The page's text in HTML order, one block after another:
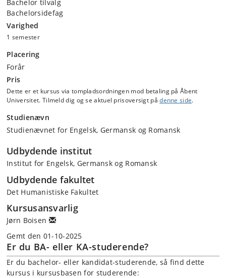
Bachelor tilvalg
Bachelorsidefag
Varighed
1 semester
Placering
Forår
Pris
Dette er et kursus via tompladsordningen mod betaling på Åbent
Universitet. Tilmeld dig og se aktuel prisoversigt pådenne side.
Studienævn
Studienævnet for Engelsk, Germansk og Romansk
Udbydende institut
Institut for Engelsk, Germansk og Romansk
Udbydende fakultet
Det Humanistiske Fakultet
Kursusansvarlig
Jørn Boisen
Gemt den 01-10-2025
Er du BA- eller KA-studerende?
Er du bachelor- eller kandidat-studerende, så find dette
kursus i kursusbasen for studerende: